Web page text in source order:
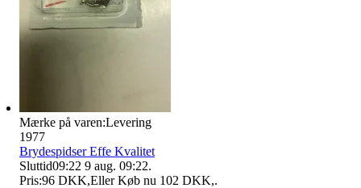
Mærke på varen:Levering
1977
Brydespidser Effe Kvalitet
Sluttid09:22 9 aug. 09:22.
Pris:96 DKK,Eller Køb nu 102 DKK,.